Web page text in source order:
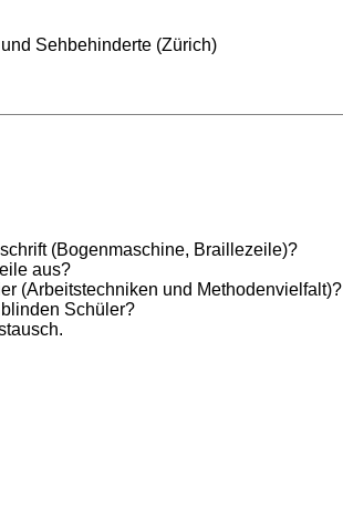
Sehbehinderte (Zürich)
(Bogenmaschine, Braillezeile)?
aus?
(Arbeitstechniken und Methodenvielfalt)?
Schüler?